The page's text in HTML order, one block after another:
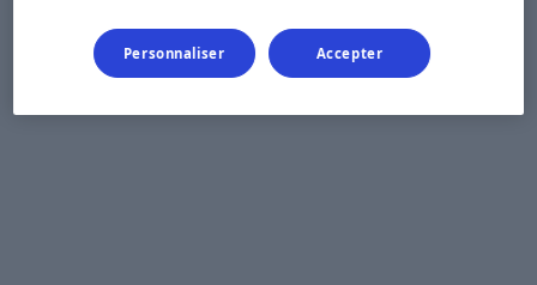
Personnaliser Accepter